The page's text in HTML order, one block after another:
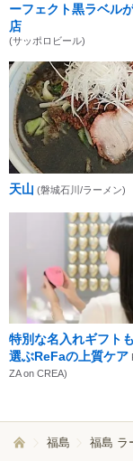
ーフェクト黒ラベル
店
(サッポロビール)
天山 (磐城石川/ラーメン)
特別な名入れギフト
選ぶReFaの上質ケア
ZA on CREA)
福島 福島 ラ